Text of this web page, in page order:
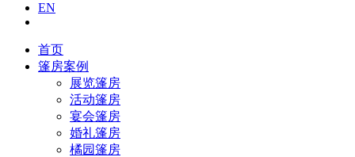
EN
首页
篷房案例
展览篷房
活动篷房
宴会篷房
婚礼篷房
橘园篷房